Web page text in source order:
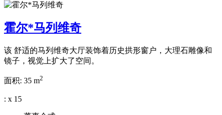
霍尔*马列维奇
该 舒适的马列维奇大厅装饰着历史拱形窗户，大理石雕像和
镜子，视觉上扩大了空间。
面积: 35 m2
: x 15